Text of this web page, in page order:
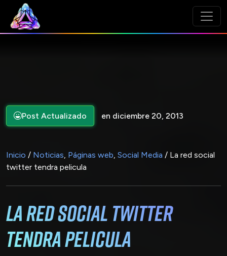
Post Actualizado en diciembre 20, 2013
Inicio / Noticias, Páginas web, Social Media / La red social
twitter tendra pelicula
La red social twitter
tendra pelicula